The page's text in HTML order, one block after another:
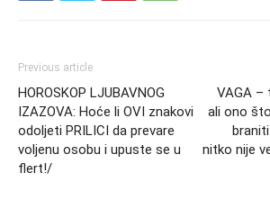
Previous article
HOROSKOP LJUBAVNOG
IZAZOVA: Hoće li OVI znakovi
odoljeti PRILICI da prevare
voljenu osobu i upuste se u
flert!/
VAGA –
ali ono
nitko nije